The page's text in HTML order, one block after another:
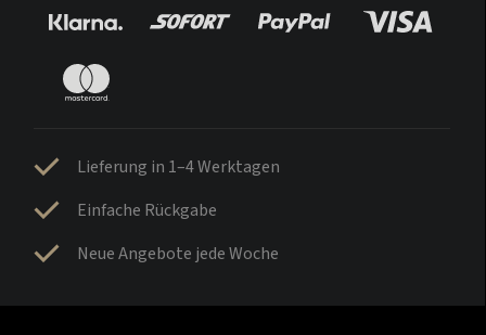
Lieferung in 1–4 Werktagen
Einfache Rückgabe
Neue Angebote jede Woche